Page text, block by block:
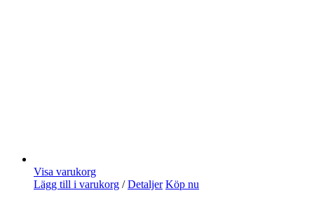
Visa varukorg
Lägg till i varukorg / Detaljer Köp nu